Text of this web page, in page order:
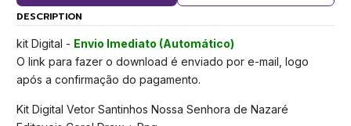
DESCRIPTION
kit Digital - Envio Imediato (Automático)
O link para fazer o download é enviado por e-mail, logo
após a confirmação do pagamento.
Kit Digital Vetor Santinhos Nossa Senhora de Nazaré